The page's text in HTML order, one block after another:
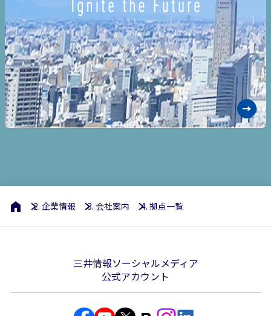
企業情報 会社案内 拠点一覧
三井情報ソーシャルメディア
公式アカウント